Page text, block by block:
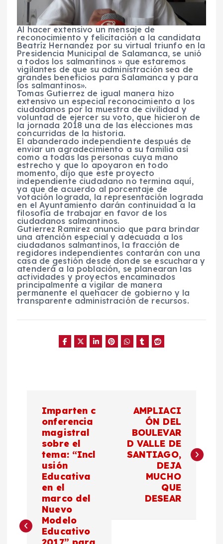
Al hacer extensivo un mensaje de
reconocimiento y felicitación a la candidata
Beatríz Hernandez por su virtual triunfo en la
Presidencia Municipal de Salamanca, se unió
a todos los salmantinos » que estaremos
vigilantes de que su administración sea de
grandes beneficios para Salamanca y para
los salmantinos».
Tomas Gutierrez de igual manera hizo
extensivo un especial reconocimiento a los
ciudadanos por la muestra de civilidad y
voluntad de ejercer su voto, que hicieron de
la jornada 2018 una de las elecciones mas
concurridas de la historia.
El abanderado independiente después de
enviar un agradecimiento a su familia así
como a todas las personas cuya mano
estrecho y que lo apoyaron en todo
momento, dijo que este proyecto
independiente ciudadano no termina aquí,
ya que de acuerdo al porcentaje de
votación lograda, la representación lograda
en el Ayuntamiento darán continuidad a la
filosofía de trabajar en favor de los
ciudadanos salmantinos.
Gutierrez Ramirez anuncio que para brindar
una atención especial y adecuada a los
ciudadanos salmantinos, la fracción de
regidores independientes contarán con una
casa de gestión desde donde se escuchara y
atenderá a la población, se planearan las
actividades y proyectos encaminados
principalmente a vigilar de manera
permanente el quehacer de gobierno y la
transparente administración de recursos.
a
Imparten c
onferencia
magistral
sobre el
tema: “Incl
usión
Educativa
en el
marco del
Nuevo
Modelo
Educativo
AMPLIACI
ÓN DEL
BOULEVAR
D VALLE DE
SANTIAGO,
DEJA
MUCHO
QUE
DESEAR